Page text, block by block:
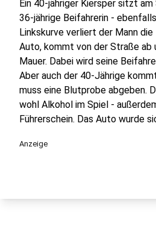
Ein 40-jähriger Kiersper sitzt
36-jährige Beifahrerin -
Linkskurve verliert der Mann
Auto, kommt von der Straße ab
Mauer. Dabei wird seine
Aber auch der 40-Jährige
muss eine Blutprobe abgeben.
wohl Alkohol im Spiel -
Führerschein. Das Auto wurde
Anzeige